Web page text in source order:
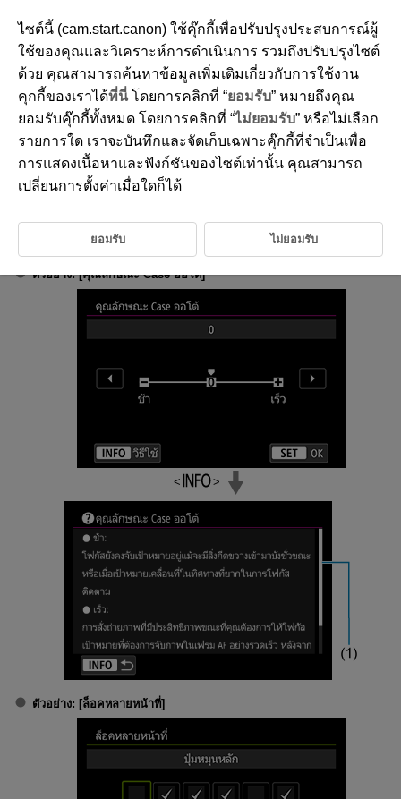
D388-212
วิธีใช้
การเปลี่ยนขนาดข้อความวิธีใช้
เลื่อนหน้าจอ เมื่อแถบเลื่อน (1) ปรากฏขึ้นทางด้านขวา ให้หมุนปุ่ม
ตัวอย่าง: [คุณลักษณะ Case ออโต้]
ตัวอย่าง: [ล็อคหลายหน้าที่]
ไซต์นี้ (cam.start.canon) ใช้คุ๊กกี้เพื่อปรับปรุงประสบการณ์ผู้
ใช้ของคุณและวิเคราะห์การดำเนินการ รวมถึงปรับปรุงไซต์
ด้วย คุณสามารถค้นหาข้อมูลเพิ่มเติมเกี่ยวกับการใช้งาน
คุกกี้ของเราได้ที่นี่โดยการคลิกที่ “ยอมรับ” หมายถึงคุณ
ยอมรับคุ๊กกี้ทั้งหมด โดยการคลิกที่ “ไม่ยอมรับ” หรือไม่เลือก
รายการใด เราจะบันทึกและจัดเก็บเฉพาะคุ๊กกี้ที่จำเป็นเพื่อ
การแสดงเนื้อหาและฟังก์ชันของไซต์เท่านั้น คุณสามารถ
เปลี่ยนการตั้งค่าเมื่อใดก็ได้
ยอมรับ ไม่ยอมรับ